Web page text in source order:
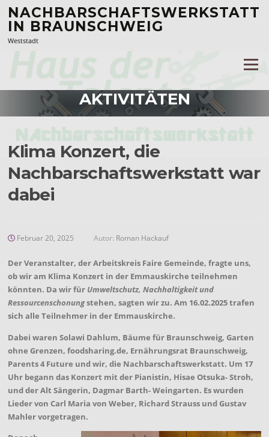
Zum
Inhalt
springen
NACHBARSCHAFTSWERKSTATT
IN BRAUNSCHWEIG
Weststadt
Menü
AKTIVITÄTEN
Klima Konzert, die
Nachbarschaftswerkstatt war
dabei
Februar 20, 2025 Autor: Roman Hackauf
Der Veranstalter, der Arbeitskreis Faire Gemeinde, fragte uns,
ob wir am Klima Konzert in der Emmauskirche teilnehmen
könnten. Da wir für Umweltschutz, Nachhaltigkeit und
Ressourcenschonungstehen, sagten wir zu. Am 16.02.2025 trafen
sich alle Teilnehmer in der Emmauskirche.
Dabei waren Solawi Dahlum, Bäume für Braunschweig, Garten
ohne Grenzen, foodsharing.de, Ernährungsrat Braunschweig,
Parents 4 Future und wir, die Nachbarschaftswerkstatt. Um 17
Uhr begann das Konzert mit der Pianistin, Hisae Otsuka- Stroh,
und der Alt Sängerin, Dagmar Barth- Weingarten. Es wurden
Lieder von Carl Maria von Weber, Richard Strauss und Gustav
Mahler vorgetragen.